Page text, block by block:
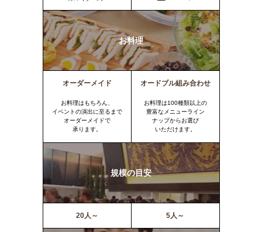
お料理
オーダーメイド
お料理はもちろん、
イベントの演出に至るまで
オーダーメイドで
承ります。
オードブル組み合わせ
お料理は100種類以上の
豊富なメニューライン
ナップからお選び
いただけます。
規模の目安
20人～ 5人～